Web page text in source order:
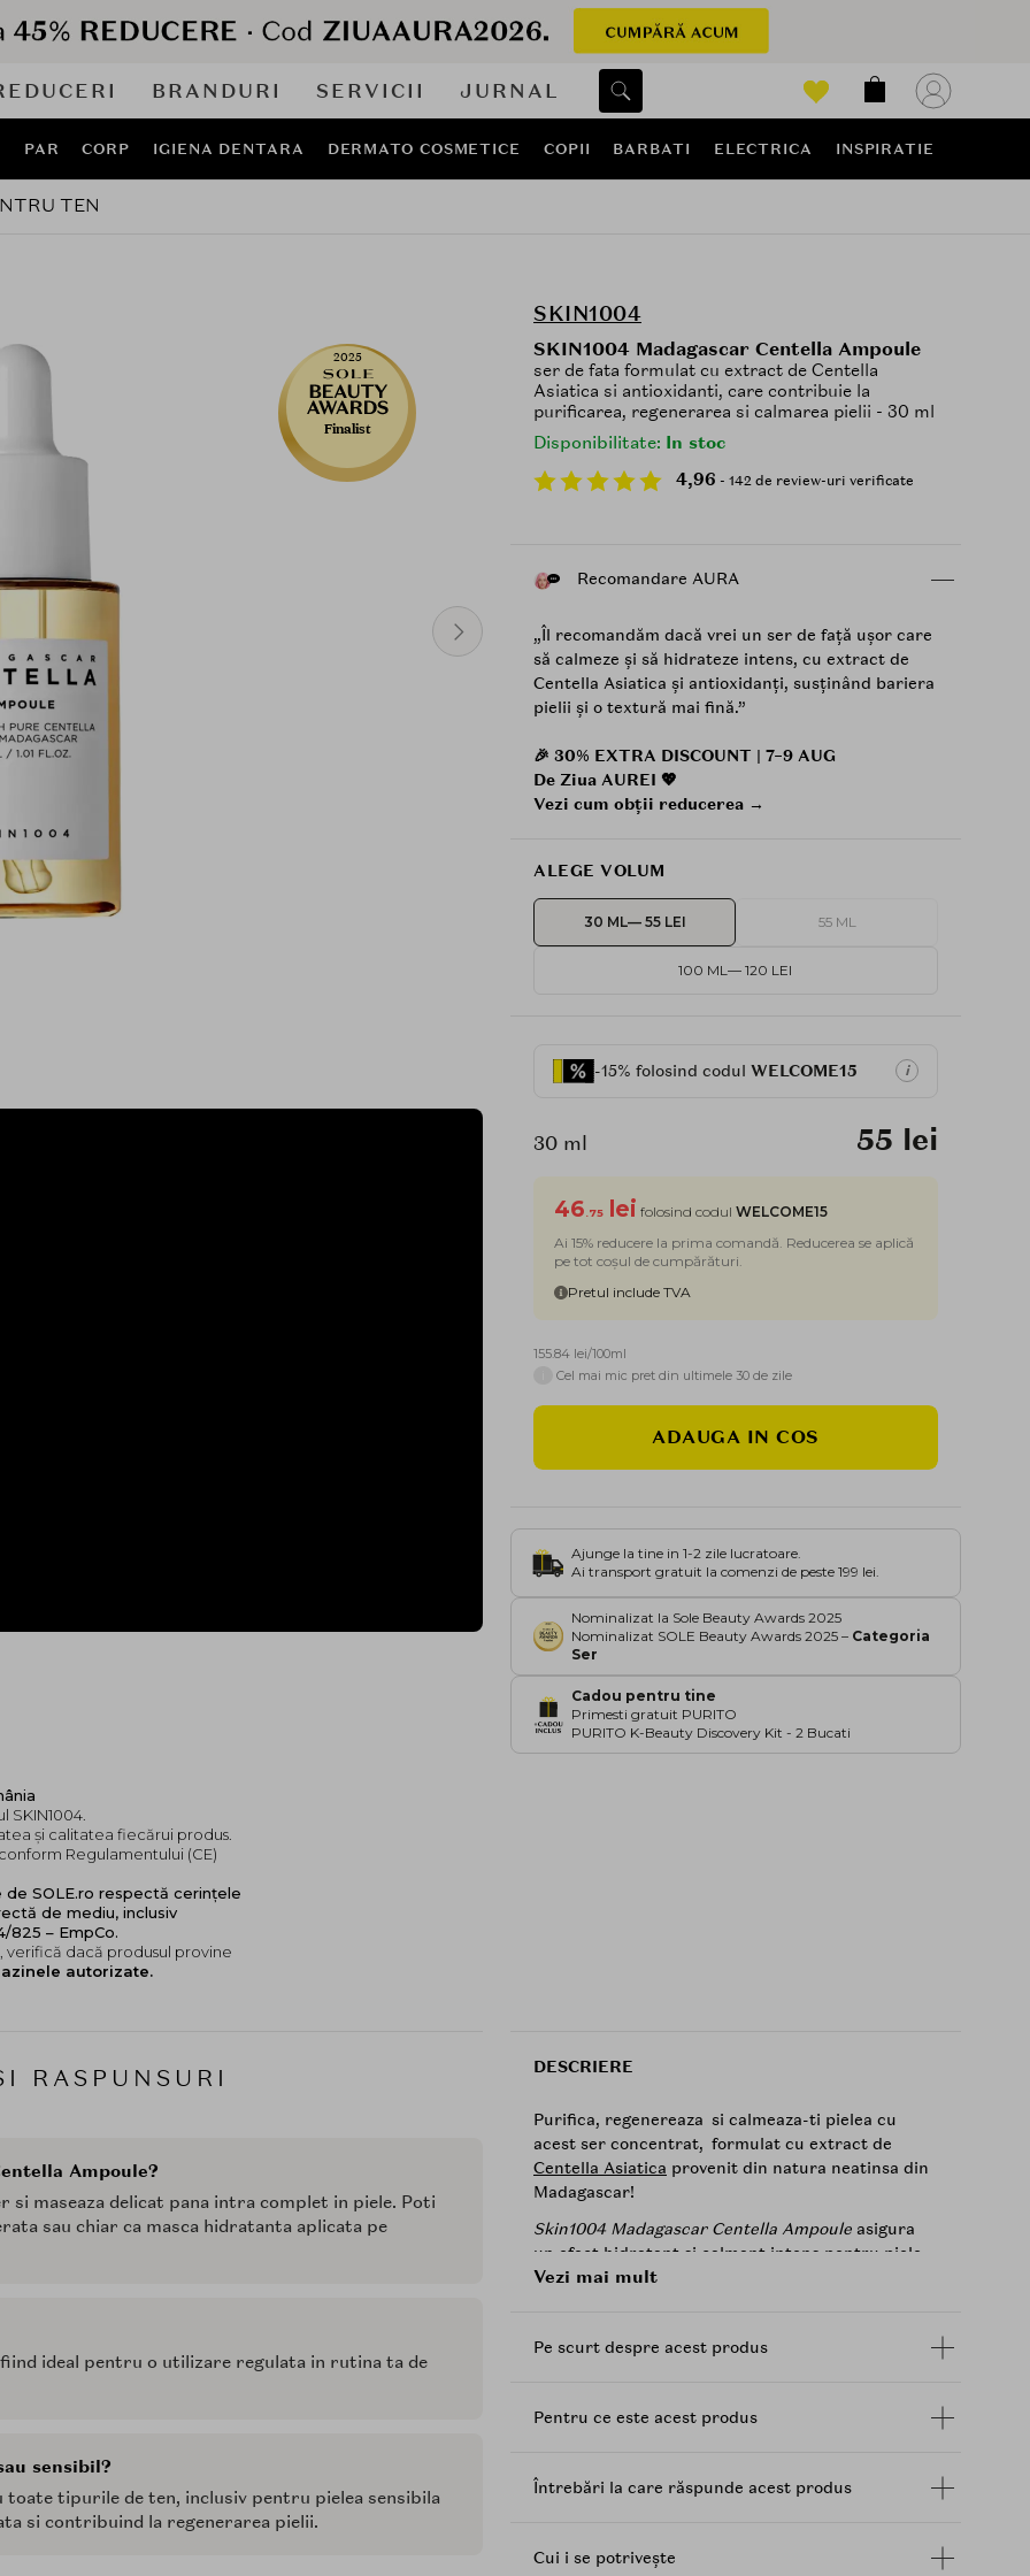
BRANDURI SERVICII JURNAL
PAR CORP IGIENA DENTARA DERMATO COSMETICE COPII BARBATI ELECTRICA INSPIRATIE
TEN
2025
Finalist
SKIN1004.
și calitatea fiecărui produs.
Regulamentului (CE)
SOLE.ro respectă cerințele
de mediu, inclusiv
825 – EmpCo.
dacă produsul provine
autorizate.
SKIN1004
SKIN1004 Madagascar Centella Ampoule
ser de fata formulat cu extract de Centella
Asiatica si antioxidanti, care contribuie la
purificarea, regenerarea si calmarea pielii - 30 ml
Disponibilitate: In stoc
4,96 - 142 de review-uri verificate
Recomandare AURA
„Îl recomandăm dacă vrei un ser de față ușor care
să calmeze și să hidrateze intens, cu extract de
Centella Asiatica și antioxidanți, susținând bariera
pielii și o textură mai fină.”
🎉 30% EXTRA DISCOUNT | 7–9 AUG
De Ziua AUREI 💖
Vezi cum obții reducerea →
ALEGE VOLUM
30 ML— 55 LEI 55 ML
100 ML— 120 LEI
-15% folosind codul WELCOME15 i
30 ml 55 lei
46 .75 lei folosind codul WELCOME15
Ai 15% reducere la prima comandă. Reducerea se aplică
pe tot coșul de cumpărături.
Pretul include TVA
155.84 lei/100ml
Cel mai mic pret din ultimele 30 de zile
ADAUGA IN COS
Ajunge la tine in 1-2 zile lucratoare.
Ai transport gratuit la comenzi de peste 199 lei.
Nominalizat la Sole Beauty Awards 2025
Nominalizat SOLE Beauty Awards 2025 – Categoria
Ser
Cadou pentru tine
Primesti gratuit PURITO
PURITO K-Beauty Discovery Kit - 2 Bucati
RASPUNSURI
Ampoule?
maseaza delicat pana intra complet in piele. Poti
sau chiar ca masca hidratanta aplicata pe
ideal pentru o utilizare regulata in rutina ta de
sensibil?
tipurile de ten, inclusiv pentru pielea sensibila
si contribuind la regenerarea pielii.
DESCRIERE
Purifica, regenereaza si calmeaza-ti pielea cu
acest ser concentrat, formulat cu extract de
Centella Asiatica provenit din natura neatinsa din
Madagascar!
Skin1004 Madagascar Centella Ampoule asigura
un efect hidratant si calmant intens pentru piele,
in timp ce ii intareste bariera cutanata pentru un
textura acesteia deteriorata de mediile dure,
Particularitatea centellei din Madagascar se
SKIN1004 se desfasoara in 17 regiuni speciale, care
pregatiri speciale pentru a nu afecta natura
Vezi mai mult
Pe scurt despre acest produs
Pentru ce este acest produs
Întrebări la care răspunde acest produs
Cui i se potrivește